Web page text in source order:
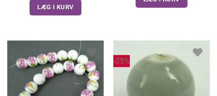
LÆG I KURV
5,00 kr..2,00 kr..
-25%